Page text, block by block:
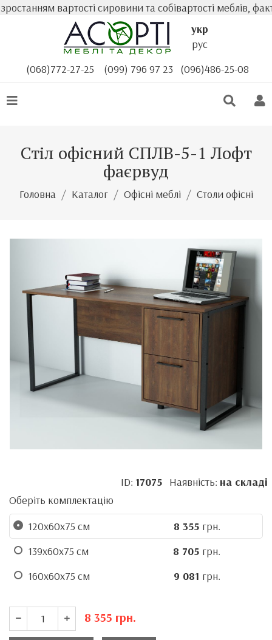
вартості сировини та собівартості меблів,
укр
рус
(068)772-27-25
(099) 796 97 23 (096)486-25-08
Стіл офісний СПЛВ-5-1 Лофт
фаєрвуд
Головна Каталог Офісні меблі Столи офісні
ID: 17075Наявність: на складі
Оберіть комплектацію
120х60х75 см
8 355 грн.
139х60х75 см
8 705 грн.
160х60х75 см
9 081 грн.
8 355 грн.